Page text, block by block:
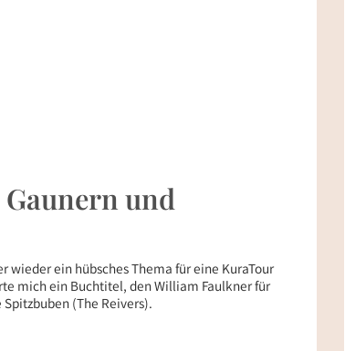
und
wieder ein hübsches Thema für eine KuraTour
mich ein Buchtitel, den William Faulkner für
(The Reivers).